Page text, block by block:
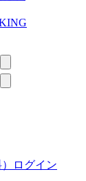
ログイン